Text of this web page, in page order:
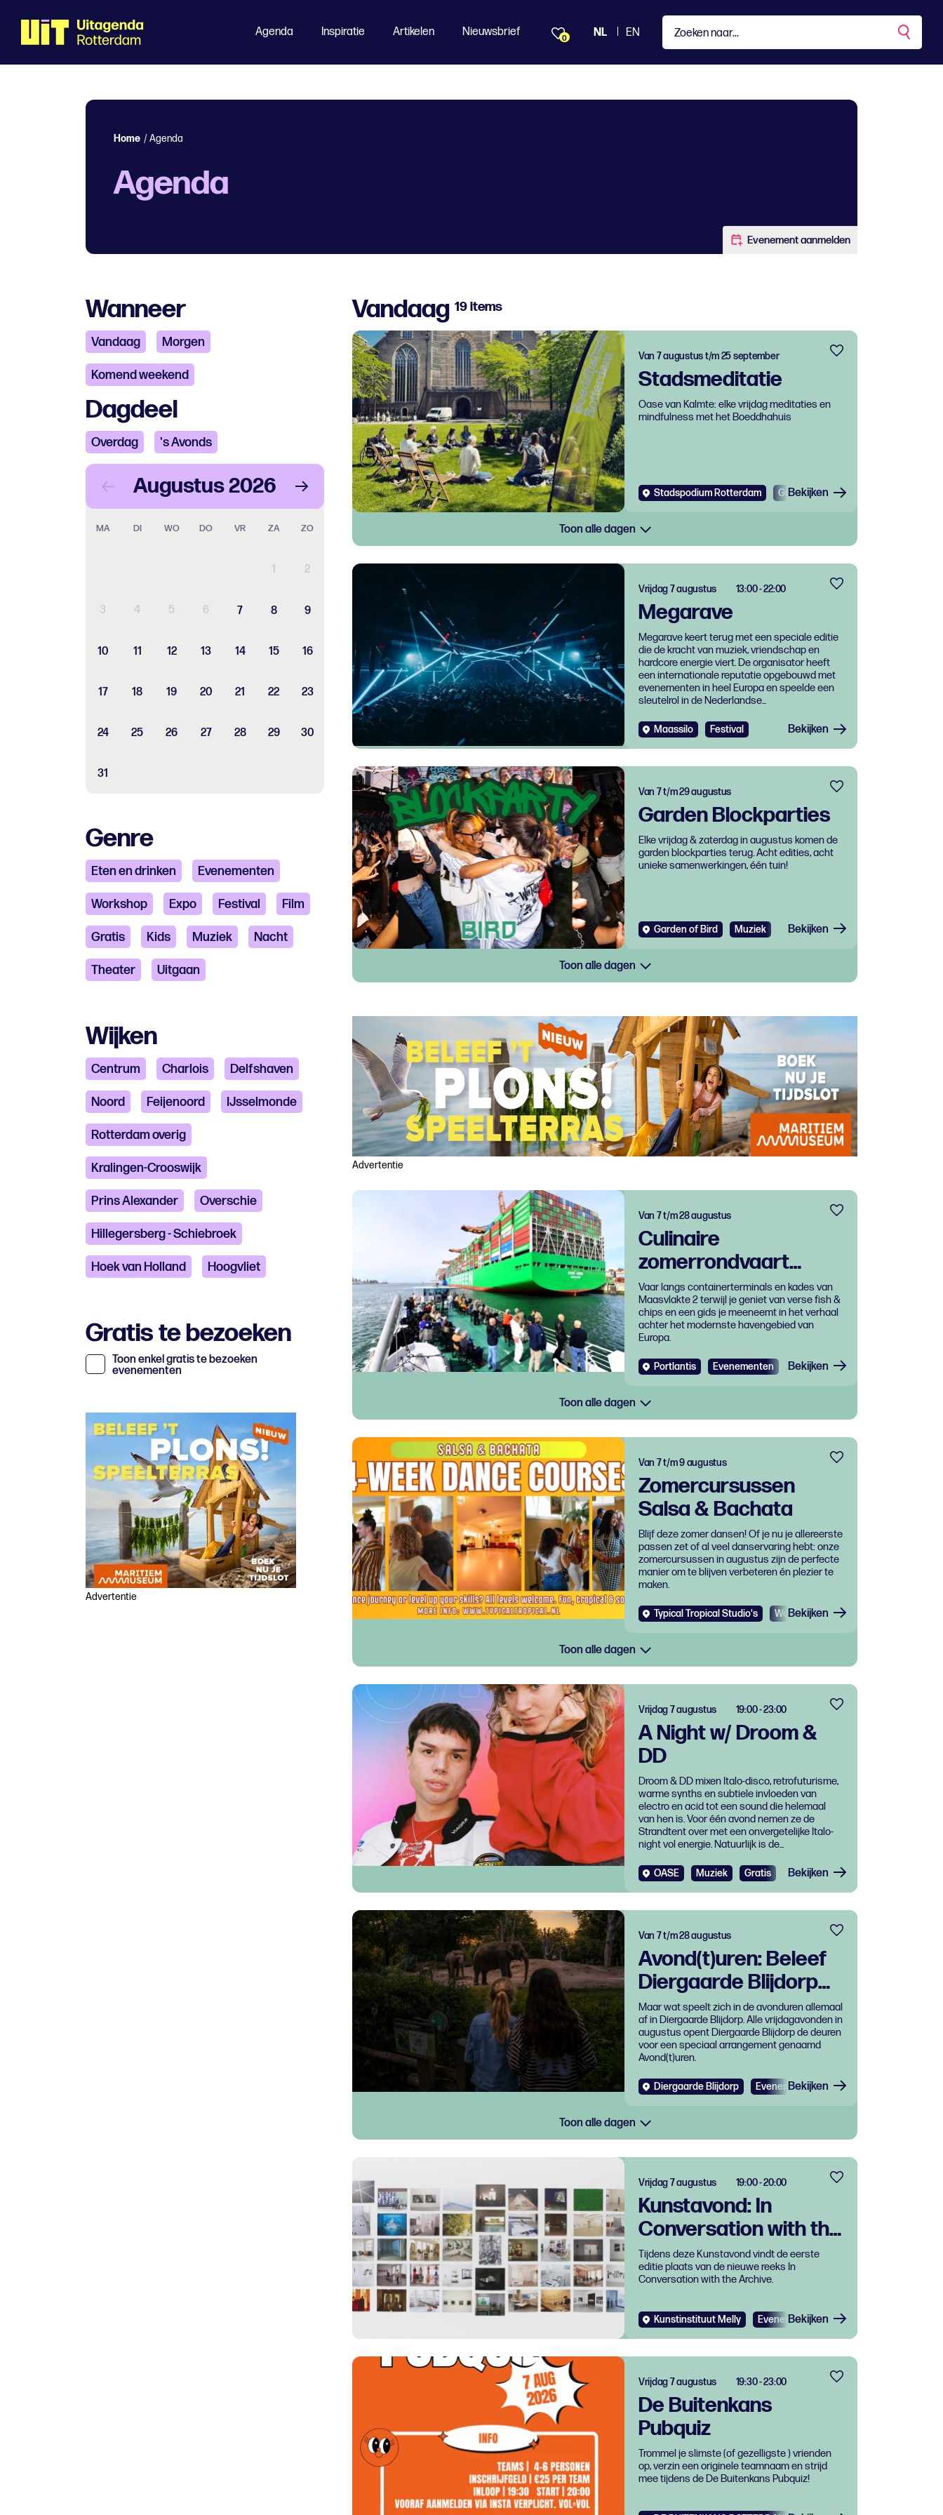
Agenda Inspiratie Artikelen Nieuwsbrief 0 NL EN
Home /Agenda
Agenda
Evenement aanmelden
Wanneer
Vandaag Morgen
Komend weekend
Dagdeel
Overdag 's Avonds
Augustus2026
MA DI WO DO VR ZA ZO
1 2
3 4 5 6 7 8 9
10 11 12 13 14 15 16
17 18 19 20 21 22 23
24 25 26 27 28 29 30
31
Genre
Eten en drinken Evenementen
Workshop Expo Festival Film
Gratis Kids Muziek Nacht
Theater Uitgaan
Wijken
Centrum Charlois Delfshaven
Noord Feijenoord IJsselmonde
Rotterdam overig
Kralingen-Crooswijk
Prins Alexander Overschie
Hillegersberg - Schiebroek
Hoek van Holland Hoogvliet
Gratis te bezoeken
Toon enkel gratis te bezoeken
evenementen
Advertentie
Vandaag 19 items
Stadsmeditatie
Van 7 augustus t/m 25 september
Oase van Kalmte: elke vrijdag meditaties en
mindfulness met het Boeddhahuis
Stadspodium Rotterdam Gratis Workshop
Bekijken
Toon alle dagen
Megarave
Vrijdag 7 augustus 13:00 - 22:00
Megarave keert terug met een speciale editie
die de kracht van muziek, vriendschap en
hardcore energie viert. De organisator heeft
een internationale reputatie opgebouwd met
evenementen in heel Europa en speelde een
sleutelrol in de Nederlandse...
Maassilo Festival Bekijken
Garden Blockparties
Van 7 t/m 29 augustus
Elke vrijdag & zaterdag in augustus komen de
garden blockparties terug. Acht edities, acht
unieke samenwerkingen, één tuin!
Garden of Bird Muziek Bekijken
Toon alle dagen
Advertentie
Culinaire
zomerrondvaart
Portlantis: Fish &
Ships
Van 7 t/m 28 augustus
Vaar langs containerterminals en kades van
Maasvlakte 2 terwijl je geniet van verse fish &
chips en een gids je meeneemt in het verhaal
achter het modernste havengebied van
Europa.
Portlantis Evenementen Eten en drinken
Bekijken
Toon alle dagen
Zomercursussen
Salsa & Bachata
Van 7 t/m 9 augustus
Blijf deze zomer dansen! Of je nu je allereerste
passen zet of al veel danservaring hebt: onze
zomercursussen in augustus zijn de perfecte
manier om te blijven verbeteren én plezier te
maken.
Typical Tropical Studio's Workshop
Bekijken
Toon alle dagen
A Night w/ Droom &
DD
Vrijdag 7 augustus 19:00 - 23:00
Droom & DD mixen Italo-disco, retrofuturisme,
warme synths en subtiele invloeden van
electro en acid tot een sound die helemaal
van hen is. Voor één avond nemen ze de
Strandtent over met een onvergetelijke Italo-
night vol energie. Natuurlijk is de...
OASE Muziek Gratis Bekijken
Avond(t)uren: Beleef
Diergaarde Blijdorp
na sluitingstijd
Van 7 t/m 28 augustus
Maar wat speelt zich in de avonduren allemaal
af in Diergaarde Blijdorp. Alle vrijdagavonden in
augustus opent Diergaarde Blijdorp de deuren
voor een speciaal arrangement genaamd
Avond(t)uren.
Diergaarde Blijdorp Evenementen
Bekijken
Toon alle dagen
Kunstavond: In
Conversation with the
Archive
Vrijdag 7 augustus 19:00 - 20:00
Tijdens deze Kunstavond vindt de eerste
editie plaats van de nieuwe reeks In
Conversation with the Archive.
Kunstinstituut Melly Evenementen Expo
Bekijken
De Buitenkans
Pubquiz
Vrijdag 7 augustus 19:30 - 23:00
Trommel je slimste (of gezelligste ) vrienden
op, verzin een originele teamnaam en strijd
mee tijdens de De Buitenkans Pubquiz!